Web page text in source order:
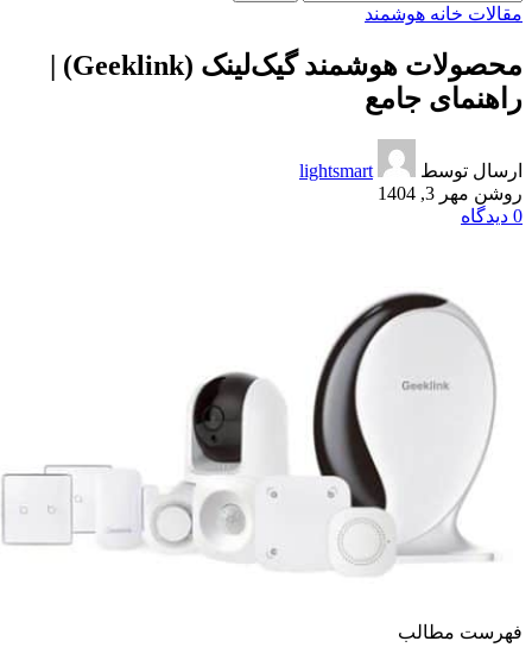
مقالات خانه هوشمند
محصولات هوشمند گیک‌لینک (Geeklink) |
راهنمای جامع
ارسال توسط
lightsmart
روشن مهر 3, 1404
0 دیدگاه
فهرست مطالب